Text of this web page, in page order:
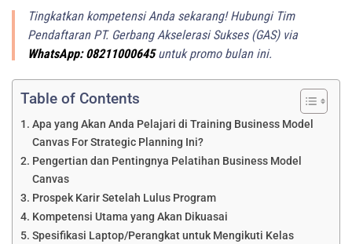
Tingkatkan kompetensi Anda sekarang! Hubungi Tim
Pendaftaran PT. Gerbang Akselerasi Sukses (GAS) via
WhatsApp: 08211000645untuk promo bulan ini.
Table of Contents
Apa yang Akan Anda Pelajari di Training Business Model
Canvas For Strategic Planning Ini?
Pengertian dan Pentingnya Pelatihan Business Model
Canvas
Prospek Karir Setelah Lulus Program
Kompetensi Utama yang Akan Dikuasai
Spesifikasi Laptop/Perangkat untuk Mengikuti Kelas